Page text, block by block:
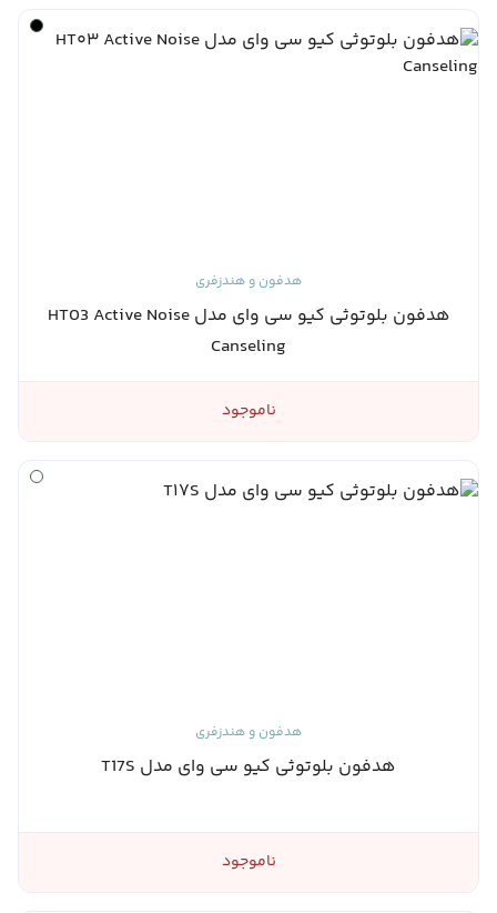
هدفون و هندزفری
هدفون بلوتوثی کیو سی وای مدل HT03 Active Noise
Canseling
ناموجود
هدفون و هندزفری
هدفون بلوتوثی کیو سی وای مدل T17S
ناموجود